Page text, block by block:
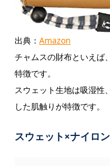
出典： Amazon
チャムスの財布といえば
特徴です。
スウェット生地は吸湿性
した肌触りが特徴です。
スウェット×ナイロ